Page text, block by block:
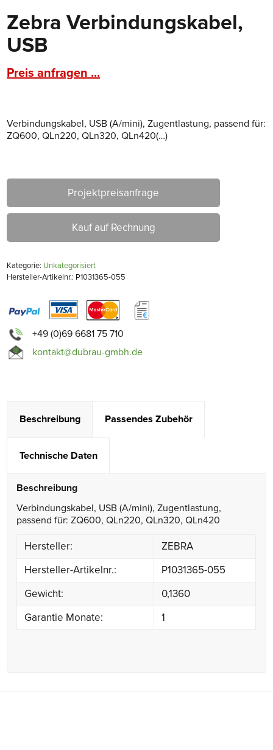
Zebra Verbindungskabel,
USB
Preis anfragen ...
Verbindungskabel, USB (A/mini), Zugentlastung, passend für:
ZQ600, QLn220, QLn320, QLn420(…)
Projektpreisanfrage
Kauf auf Rechnung
Kategorie: Unkategorisiert
Hersteller-Artikelnr.: P1031365-055
+49 (0)69 6681 75 710
kontakt@dubrau-gmbh.de
Beschreibung Passendes Zubehör
Technische Daten
Beschreibung
Verbindungskabel, USB (A/mini), Zugentlastung,
passend für: ZQ600, QLn220, QLn320, QLn420
Hersteller:
ZEBRA
Hersteller-Artikelnr.:
P1031365-055
Gewicht:
0,1360
Garantie Monate:
1